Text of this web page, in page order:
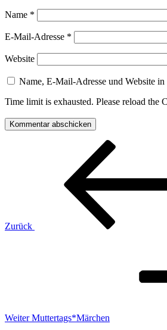
Name *
E-Mail-Adresse *
Website
Name, E-Mail-Adresse und Website
Time limit is exhausted. Please reload the
Beitragsnavigation
Zurück
Weiter Muttertags*Märchen